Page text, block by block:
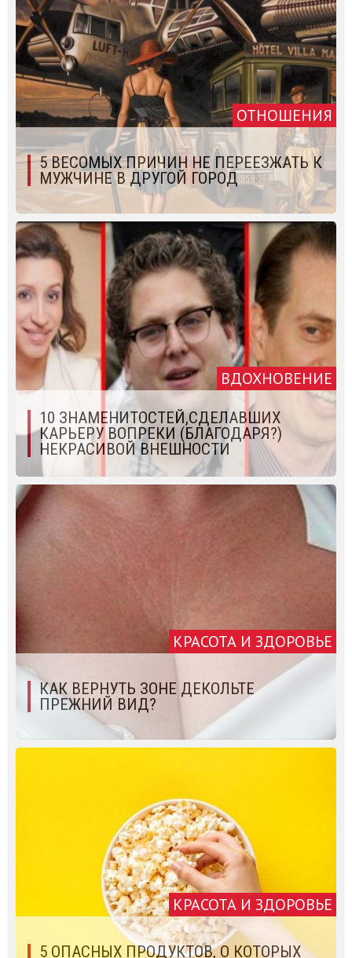
ОТНОШЕНИЯ
5 ВЕСОМЫХ ПРИЧИН НЕ ПЕРЕЕЗЖАТЬ К
МУЖЧИНЕ В ДРУГОЙ ГОРОД
ВДОХНОВЕНИЕ
10 ЗНАМЕНИТОСТЕЙ,СДЕЛАВШИХ
КАРЬЕРУ ВОПРЕКИ (БЛАГОДАРЯ?)
НЕКРАСИВОЙ ВНЕШНОСТИ
КРАСОТА И ЗДОРОВЬЕ
КАК ВЕРНУТЬ ЗОНЕ ДЕКОЛЬТЕ
ПРЕЖНИЙ ВИД?
КРАСОТА И ЗДОРОВЬЕ
5 ОПАСНЫХ ПРОДУКТОВ, О КОТОРЫХ